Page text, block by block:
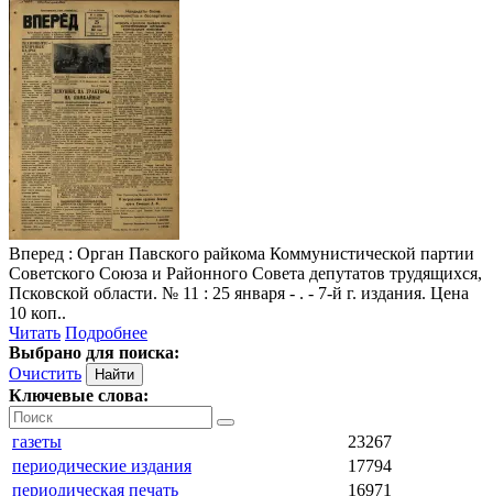
Вперед : Орган Павского райкома Коммунистической партии
Советского Союза и Районного Совета депутатов трудящихся,
Псковской области. № 11 : 25 января - . - 7-й г. издания. Цена
10 коп..
Читать Подробнее
Выбрано для поиска:
Очистить
Ключевые слова:
газеты
23267
периодические издания
17794
периодическая печать
16971